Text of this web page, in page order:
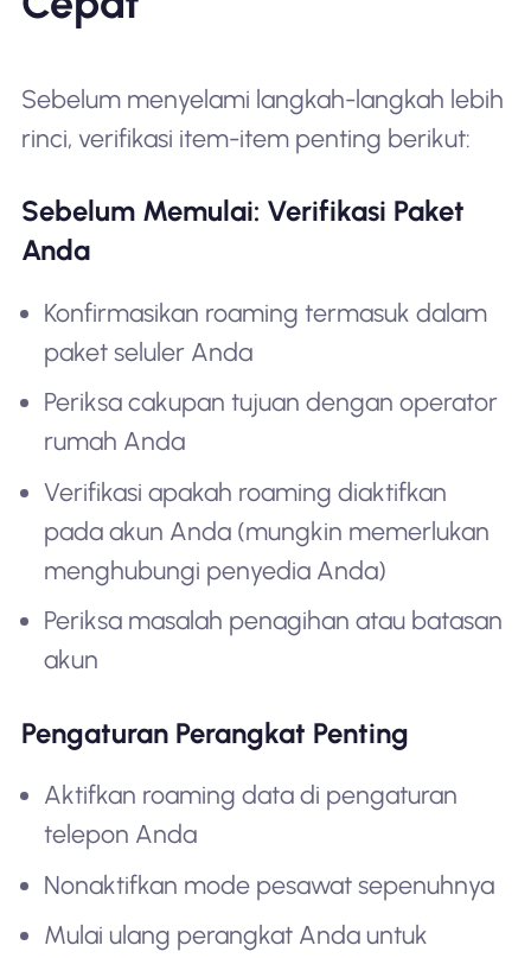
Sebelum menyelami langkah-langkah lebih
rinci, verifikasi item-item penting berikut:
Sebelum Memulai: Verifikasi Paket
Anda
Konfirmasikan roaming termasuk dalam
paket seluler Anda
Periksa cakupan tujuan dengan operator
rumah Anda
Verifikasi apakah roaming diaktifkan
pada akun Anda (mungkin memerlukan
menghubungi penyedia Anda)
Periksa masalah penagihan atau batasan
akun
Pengaturan Perangkat Penting
Aktifkan roaming data di pengaturan
telepon Anda
Nonaktifkan mode pesawat sepenuhnya
Mulai ulang perangkat Anda untuk